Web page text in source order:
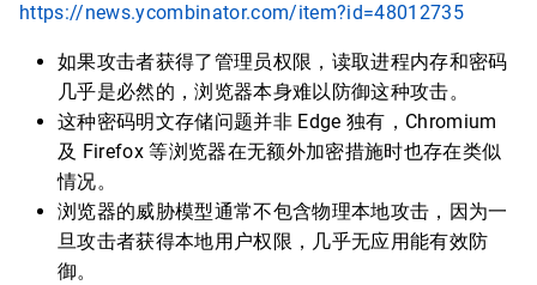
https://news.ycombinator.com/item?id=48012735
如果攻击者获得了管理员权限，读取进程内存和密码
几乎是必然的，浏览器本身难以防御这种攻击。
这种密码明文存储问题并非 Edge 独有，Chromium
及 Firefox 等浏览器在无额外加密措施时也存在类似
情况。
浏览器的威胁模型通常不包含物理本地攻击，因为一
旦攻击者获得本地用户权限，几乎无应用能有效防
御。